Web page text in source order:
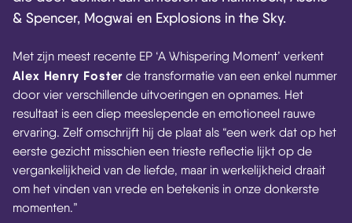
& Spencer, Mogwai en Explosions in the Sky.
Met zijn meest recente EP ‘A Whispering Moment’ verkent
Alex Henry Foster de transformatie van een enkel nummer
door vier verschillende uitvoeringen en opnames. Het
resultaat is een diep meeslepende en emotioneel rauwe
ervaring. Zelf omschrijft hij de plaat als “een werk dat op het
eerste gezicht misschien een trieste reflectie lijkt op de
vergankelijkheid van de liefde, maar in werkelijkheid draait
om het vinden van vrede en betekenis in onze donkerste
momenten.”